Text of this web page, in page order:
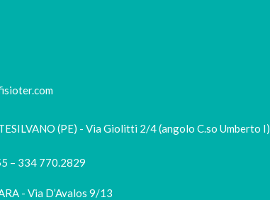
(PE) - Via Giolitti 2/4 (angolo C.so Umberto I)
– 334 770.2829
- Via D’Avalos 9/13